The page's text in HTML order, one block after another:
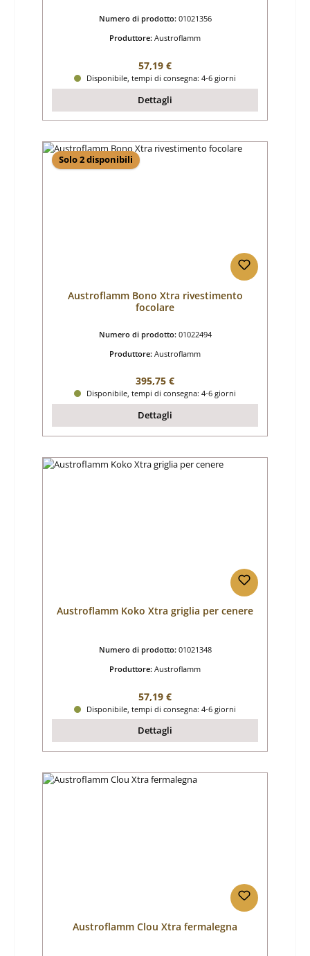
Numero di prodotto: 01021356
Produttore: Austroflamm
Prezzo normale:
57,19 €
Disponibile, tempi di consegna: 4-6 giorni
Dettagli
Solo 2 disponibili
Austroflamm Bono Xtra rivestimento
focolare
Numero di prodotto: 01022494
Produttore: Austroflamm
Prezzo normale:
395,75 €
Disponibile, tempi di consegna: 4-6 giorni
Dettagli
Austroflamm Koko Xtra griglia per cenere
Numero di prodotto: 01021348
Produttore: Austroflamm
Prezzo normale:
57,19 €
Disponibile, tempi di consegna: 4-6 giorni
Dettagli
Austroflamm Clou Xtra fermalegna